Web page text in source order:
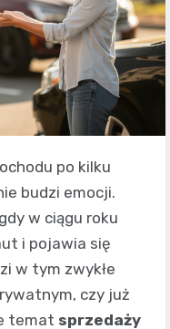
po kilku
budzi emocji.
w ciągu roku
i pojawia się
w tym zwykłe
czy już
temat sprzedaży